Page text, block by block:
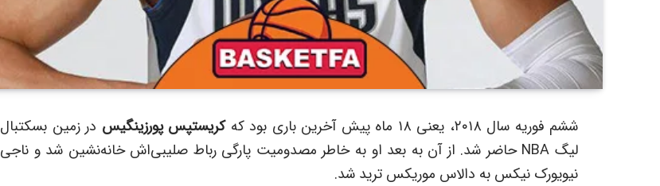
ششم فوریه سال ۲۰۱۸، یعنی ۱۸ ماه پیش آخرین باری بود که کریستپس پورزینگیس در زمین بسکتبال
لیگ NBA حاضر شد. از آن به بعد او به خاطر مصدومیت پارگی رباط صلیبی‌اش خانه‌نشین شد و ناجی
نیویورک نیکس به دالاس موریکس ترید شد.